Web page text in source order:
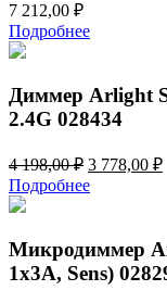
7 212,00 ₽
Подробнее
Диммер Arlight
2.4G 028434
4 198,00₽
цена
составляла
3 778,00 ₽
Подробнее
Микродиммер
1x3A, Sens)